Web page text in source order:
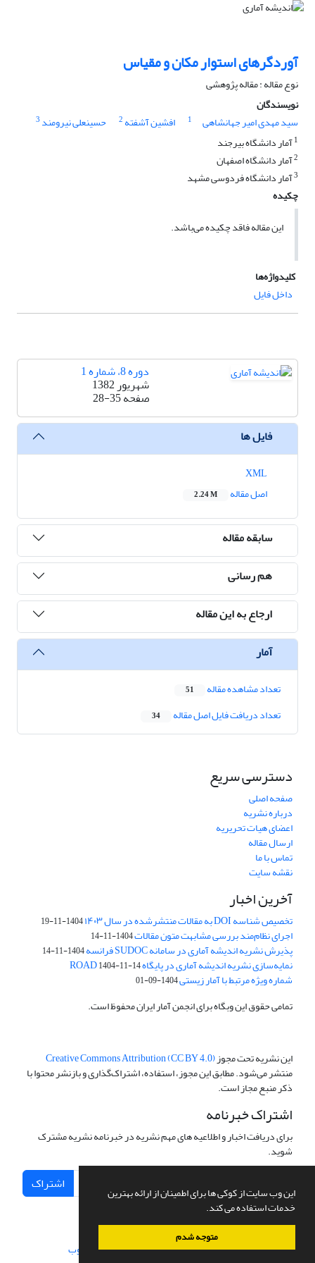
این وب سایت از کوکی ها برای اطمینان از ارائه بهترین
خدمات استفاده می کند.
متوجه شدم
آوردگرهای استوار مکان و مقیاس
نوع مقاله : مقاله پژوهشی
نویسندگان
سید مهدی امیر جهانشاهی
1 افشین آشفته 2 حسینعلی نیرومند 3
1آمار دانشگاه بیرجند
2آمار دانشگاه اصفهان
3آمار دانشگاه فردوسی مشهد
چکیده
این مقاله فاقد چکیده می‌باشد.
کلیدواژه‌ها
داخل فایل
دوره 8، شماره 1
شهریور 1382
صفحه28-35
فایل ها
اصل مقاله
2.24 M
سابقه مقاله
هم رسانی
ارجاع به این مقاله
آمار
تعداد مشاهده مقاله 51
تعداد دریافت فایل اصل مقاله 34
دسترسی سریع
صفحه اصلی
درباره نشریه
اعضای هیات تحریریه
ارسال مقاله
تماس با ما
نقشه سایت
آخرین اخبار
تخصیص شناسه DOI به مقالات منتشرشده در سال ۱۴۰۳ 1404-11-19
اجرای نظام‌مند بررسی مشابهت متون مقالات1404-11-14
پذیرش نشریه اندیشه آماری در سامانه SUDOC فرانسه 1404-11-14
نمایه‌سازی نشریه اندیشه آماری در پایگاه ROAD1404-11-14
شماره ویژه مرتبط با آمار زیستی1404-09-01
تمامی حقوق این وبگاه برای انجمن آمار ایران محفوظ است.
این نشریه تحت مجوزCreative Commons Attribution (CC BY 4.0)
منتشر می‌شود. مطابق این مجوز، استفاده، اشتراک‌گذاری و بازنشر محتوا با
ذکر منبع مجاز است.
اشتراک خبرنامه
برای دریافت اخبار و اطلاعیه های مهم نشریه در خبرنامه نشریه مشترک
شوید.
اشتراک
سامانه مدیریت نشریات علمی.طراحی و پیاده سازی از سیناوب